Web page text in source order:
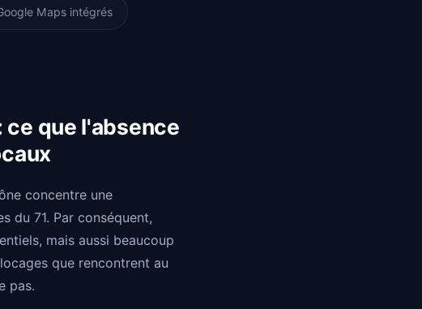
Maps intégrés
ce que l'absence
concentre une
du 71. Par conséquent,
mais aussi beaucoup
que rencontrent au
pas.